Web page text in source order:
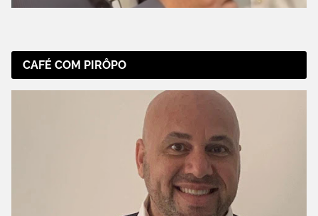
CAFÉ COM PIRÔPO